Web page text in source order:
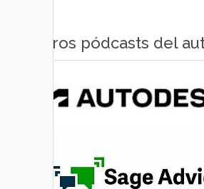
Otros pódcasts del